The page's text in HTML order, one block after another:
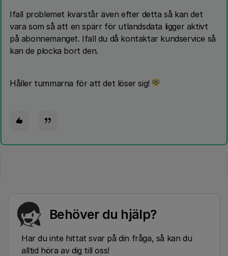
Ifall problemet kvarstår även efter detta så kan det
vara som så att en spärr för utlandsdata ligger aktivt
på abonnemanget. Ifall du då kontaktar kundservice så
kan de plocka bort den.
Håller tummarna för att det löser sig!
Behöver du hjälp?
Har du inte hittat svar på din fråga, så kan du
alltid höra av dig till oss!